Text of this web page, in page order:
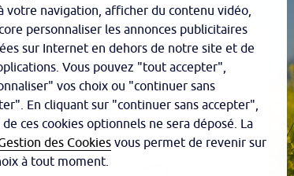
ressemble
votre navigation, afficher du contenu vidéo,
personnaliser les annonces publicitaires
sur Internet en dehors de notre site et de
Vous pouvez "tout accepter",
vos choix ou "continuer sans
En cliquant sur "continuer sans accepter",
de ces cookies optionnels ne sera déposé. La
des Cookies vous permet de revenir sur
à tout moment.